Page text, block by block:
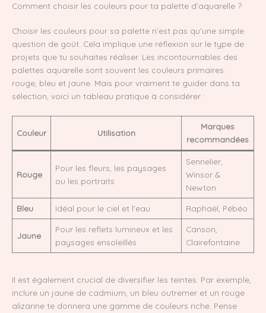
Comment choisir les couleurs pour ta palette d’aquarelle ?
Choisir les couleurs pour sa palette n’est pas qu’une simple
question de goût. Cela implique une réflexion sur le type de
projets que tu souhaites réaliser. Les incontournables des
palettes aquarelle sont souvent les couleurs primaires :
rouge, bleu et jaune. Mais pour vraiment te guider dans ta
sélection, voici un tableau pratique à considérer :
Couleur Utilisation
Marques
recommandées
Rouge
Pour les fleurs, les paysages
ou les portraits
Sennelier,
Winsor &
Newton
Bleu Idéal pour le ciel et l’eau Raphaël, Pébéo
Jaune
Pour les reflets lumineux et les
paysages ensoleillés
Canson,
Clairefontaine
Il est également crucial de diversifier les teintes. Par exemple,
inclure un jaune de cadmium, un bleu outremer et un rouge
alizarine te donnera une gamme de couleurs riche. Pense